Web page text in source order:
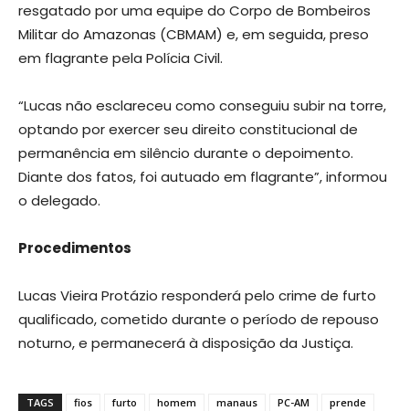
resgatado por uma equipe do Corpo de Bombeiros
Militar do Amazonas (CBMAM) e, em seguida, preso
em flagrante pela Polícia Civil.
“Lucas não esclareceu como conseguiu subir na torre,
optando por exercer seu direito constitucional de
permanência em silêncio durante o depoimento.
Diante dos fatos, foi autuado em flagrante”, informou
o delegado.
Procedimentos
Lucas Vieira Protázio responderá pelo crime de furto
qualificado, cometido durante o período de repouso
noturno, e permanecerá à disposição da Justiça.
TAGS fios furto homem manaus PC-AM
prende